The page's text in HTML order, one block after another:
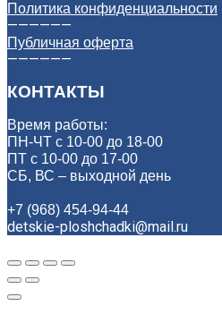
Политика конфиденциальности
——————
Публичная оферта
——————
КОНТАКТЫ
Время работы:
ПН-ЧТ с 10-00 до 18-00
ПТ с 10-00 до 17-00
СБ, ВС – выходной день
+7 (968) 454-94-44
detskie-ploshchadki@mail.ru